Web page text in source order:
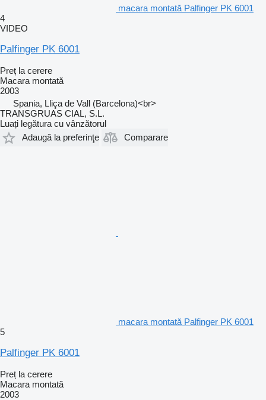
macara montată Palfinger PK 6001
4
VIDEO
Palfinger PK 6001
Preț la cerere
Macara montată
2003
Spania, Lliça de Vall (Barcelona)<br>
TRANSGRUAS CIAL, S.L.
Luați legătura cu vânzătorul
Adaugă la preferinţe
Comparare
macara montată Palfinger PK 6001
5
Palfinger PK 6001
Preț la cerere
Macara montată
2003